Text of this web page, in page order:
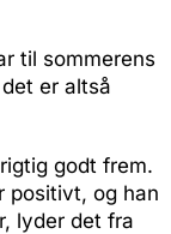
til sommerens
er altså
godt frem.
positivt, og han
lyder det fra